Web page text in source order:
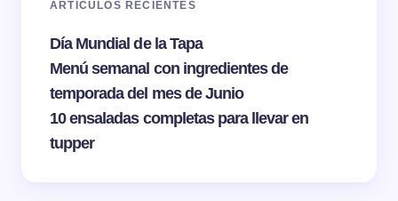
ARTÍCULOS RECIENTES
Día Mundial de la Tapa
Menú semanal con ingredientes de
temporada del mes de Junio
10 ensaladas completas para llevar en
tupper